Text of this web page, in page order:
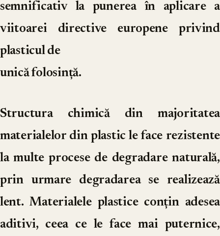
semnificativ la punerea în aplicare a
viitoarei directive europene privind
plasticul de
unică folosință.
Structura chimică din majoritatea
materialelor din plastic le face rezistente
la multe procese de degradare naturală,
prin urmare degradarea se realizează
lent. Materialele plastice conțin adesea
aditivi, ceea ce le face mai puternice,